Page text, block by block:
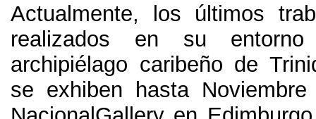
Actualmente,
los últimos
realizados en su
archipiélago caribeño de
se exhiben hasta